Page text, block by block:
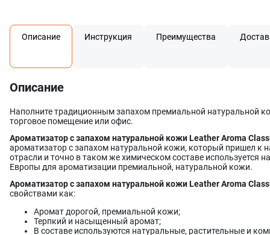
Описание Инструкция Преимущества
Описание
Наполните традиционным запахом премиальной натуральной
торговое помещение или офис.
Ароматизатор с запахом натуральной кожи Leather Aroma
ароматизатор с запахом натуральной кожи, который пришел к
отрасли и точно в таком же химическом составе используется
Европы для ароматизации премиальной, натуральной кожи.
Ароматизатор с запахом натуральной кожи Leather Aroma
свойствами как:
Аромат дорогой, премиальной кожи;
Терпкий и насыщенный аромат;
В составе используются натуральные, растительные и